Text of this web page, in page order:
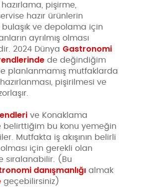
pişirme,
hazır ürünlerin
bulaşık ve depolama için
ayrılmış olması
2024 Dünya Gastronomi
de değindiğim
planlanmamış mutfaklarda
pişirilmesi ve
ve Konaklama
belirttiğim bu konu yemeğin
Mutfakta iş akışının belirli
için gerekli olan
sıralanabilir. (Bu
danışmanlığı almak
geçebilirsiniz)